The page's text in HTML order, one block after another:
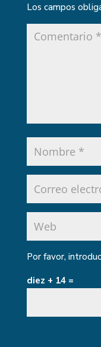
Los campos
Por favor,
diez + 14 =